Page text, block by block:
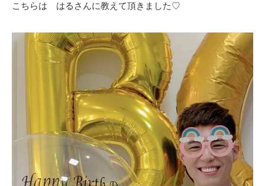
こちらは はるさんに教えて頂きました♡